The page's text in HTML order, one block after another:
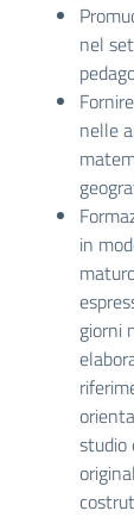
nel
nelle
in
giorni
studio